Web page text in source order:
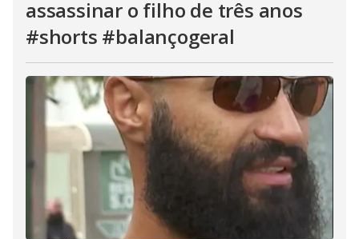
assassinar o filho de três anos
#shorts #balançogeral